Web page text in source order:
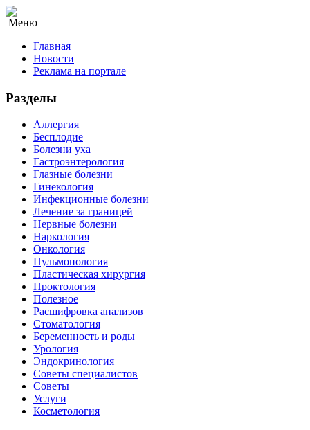
Меню
Главная
Новости
Реклама на портале
Разделы
Аллергия
Бесплодие
Болезни уха
Гастроэнтерология
Глазные болезни
Гинекология
Инфекционные болезни
Лечение за границей
Нервные болезни
Наркология
Онкология
Пульмонология
Пластическая хирургия
Проктология
Полезное
Расшифровка анализов
Стоматология
Беременность и роды
Урология
Эндокринология
Советы специалистов
Советы
Услуги
Косметология